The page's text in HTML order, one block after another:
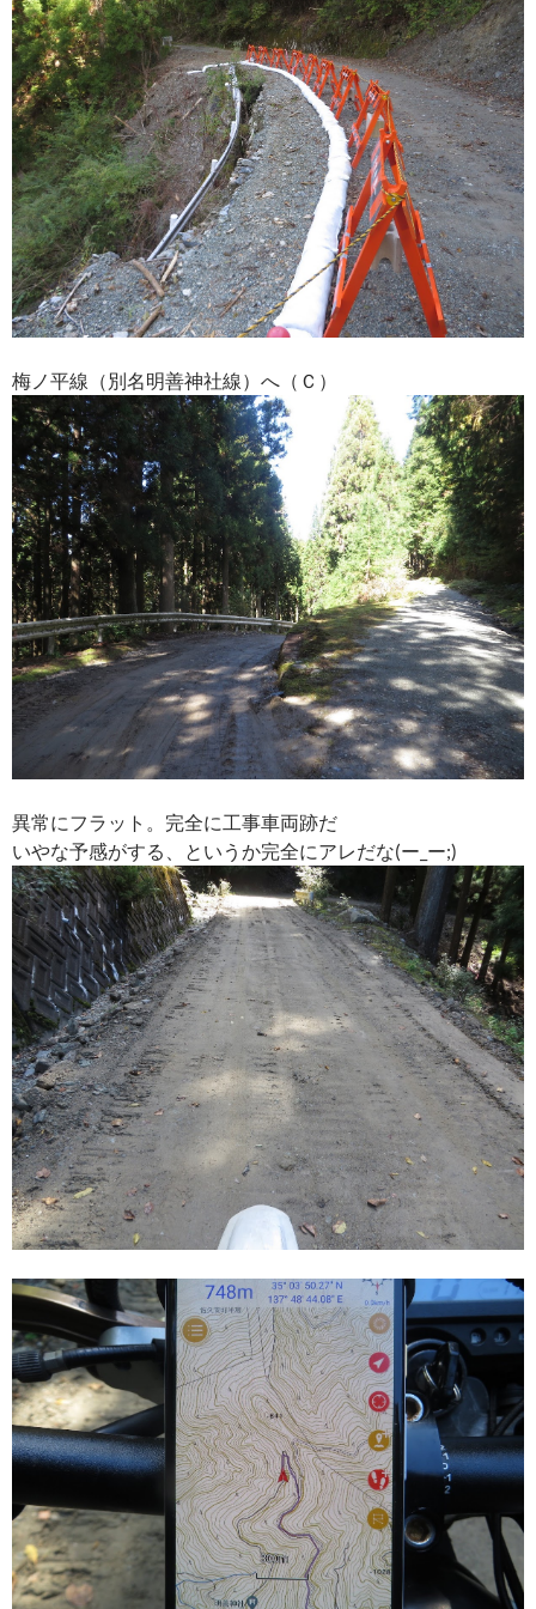
梅ノ平線（別名明善神社線）へ（Ｃ）
異常にフラット。完全に工事車両跡だ
いやな予感がする、というか完全にアレだな(ー_ー;)